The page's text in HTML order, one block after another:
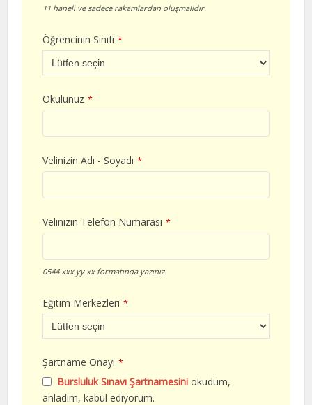
11 haneli ve sadece rakamlardan oluşmalıdır.
Öğrencinin Sınıfı *
Okulunuz *
Velinizin Adı - Soyadı *
Velinizin Telefon Numarası *
0544 xxx yy xx formatında yazınız.
Eğitim Merkezleri *
Şartname Onayı *
Bursluluk Sınavı Şartnamesini okudum,
anladım, kabul ediyorum.